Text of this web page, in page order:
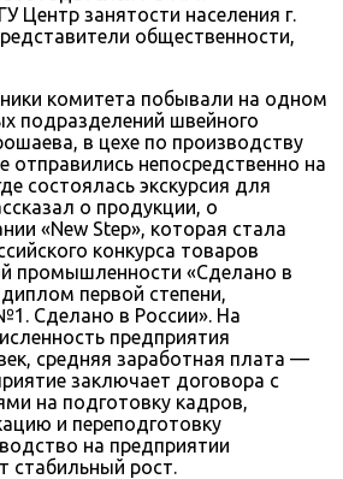
Центр занятости населения г.
общественности,
комитета побывали на одном
подразделений швейного
в цехе по производству
отправились непосредственно на
состоялась экскурсия для
о продукции, о
«New Step», которая стала
конкурса товаров
промышленности «Сделано в
первой степени,
Сделано в России». На
предприятия
средняя заработная плата —
заключает договора с
на подготовку кадров,
и переподготовку
на предприятии
стабильный рост.